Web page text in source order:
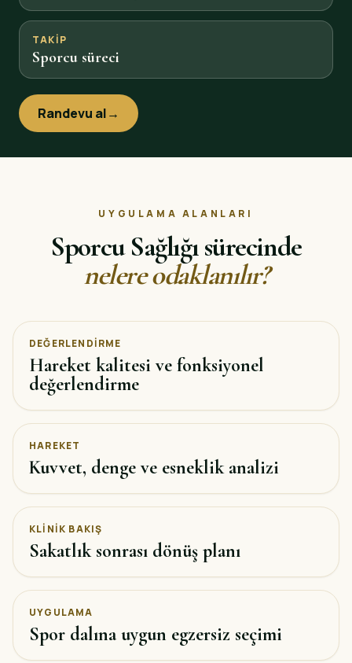
TAKIP
Sporcu süreci
Randevu al→
UYGULAMA ALANLARI
Sporcu Sağlığı sürecinde
nelere odaklanılır?
DEĞERLENDIRME
Hareket kalitesi ve fonksiyonel
değerlendirme
HAREKET
Kuvvet, denge ve esneklik analizi
KLINIK BAKIŞ
Sakatlık sonrası dönüş planı
UYGULAMA
Spor dalına uygun egzersiz seçimi